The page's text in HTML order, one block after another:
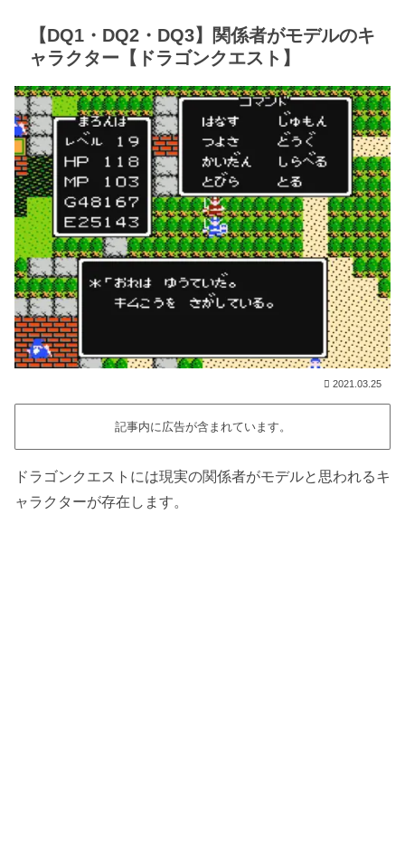
【DQ1・DQ2・DQ3】関係者がモデルのキ
ャラクター【ドラゴンクエスト】
2021.03.25
記事内に広告が含まれています。
ドラゴンクエストには現実の関係者がモデルと思われるキ
ャラクターが存在します。